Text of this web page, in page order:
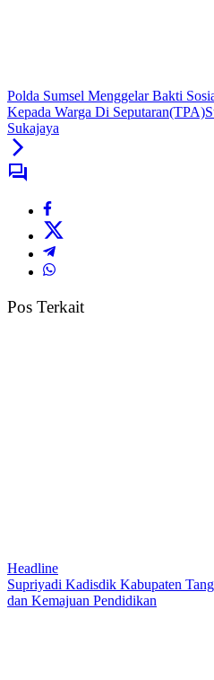
Polda Sumsel Menggelar Bakti
Kepada Warga Di
Sukajaya
Pos Terkait
Headline
Supriyadi Kadisdik Kabupaten
dan Kemajuan Pendidikan